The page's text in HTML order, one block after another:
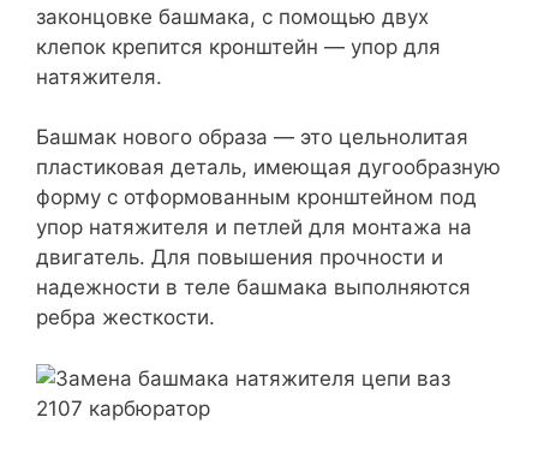
законцовке башмака, с помощью двух
клепок крепится кронштейн — упор для
натяжителя.
Башмак нового образа — это цельнолитая
пластиковая деталь, имеющая дугообразную
форму с отформованным кронштейном под
упор натяжителя и петлей для монтажа на
двигатель. Для повышения прочности и
надежности в теле башмака выполняются
ребра жесткости.